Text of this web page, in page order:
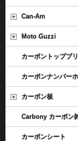
Can-Am
Moto Guzzi
カーボントップブ
カーボンナンバー
カーボン板
Carbony カーボン
カーボンシート